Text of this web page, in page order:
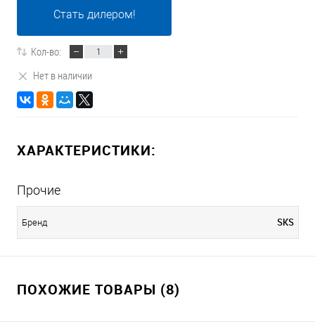
Стать дилером!
Кол-во:
Нет в наличии
ХАРАКТЕРИСТИКИ:
Прочие
Бренд SKS
ПОХОЖИЕ ТОВАРЫ (8)